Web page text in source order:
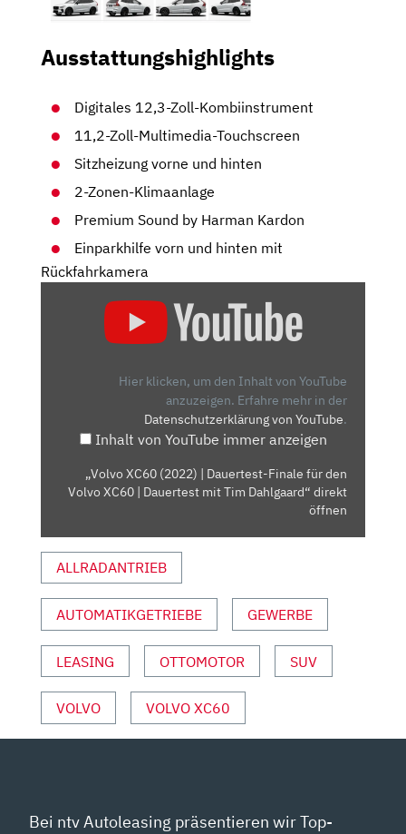
Ausstattungshighlights
Digitales 12,3-Zoll-Kombiinstrument
11,2-Zoll-Multimedia-Touchscreen
Sitzheizung vorne und hinten
2-Zonen-Klimaanlage
Premium Sound by Harman Kardon
Einparkhilfe vorn und hinten mit
Rückfahrkamera
DAUERTEST-
XC60
MIT
TIM
DAHLGAARD“
VON
ANZEIGEN
Hier klicken, um den Inhalt von YouTube
anzuzeigen. Erfahre mehr in der
Datenschutzerklärung von YouTube.
Inhalt von YouTube immer anzeigen
„Volvo XC60 (2022) | Dauertest-Finale für den
Volvo XC60 | Dauertest mit Tim Dahlgaard“ direkt
öffnen
ALLRADANTRIEB
AUTOMATIKGETRIEBE GEWERBE
LEASING OTTOMOTOR SUV
VOLVO VOLVO XC60
Bei ntv Autoleasing präsentieren wir Top-